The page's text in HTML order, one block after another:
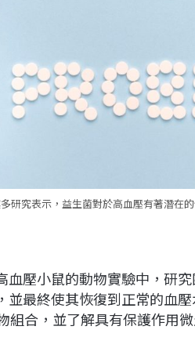
研究表示，益生菌對於高血壓有著潛在的
血壓小鼠的動物實驗中，研
並最終使其恢復到正常的血
組合，並了解具有保護作用